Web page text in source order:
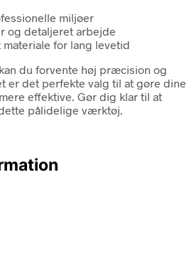
miljøer
og detaljeret arbejde
for lang levetid
du forvente høj præcision og
er det perfekte valg til at gøre dine
effektive. Gør dig klar til at
pålidelige værktøj.